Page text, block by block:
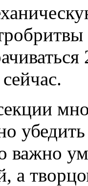
важно
а